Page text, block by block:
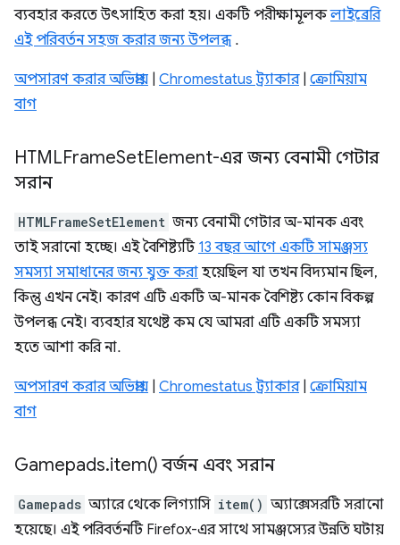
ব্যবহার করতে উৎসাহিত করা হয়। একটি পরীক্ষামূলকলাইব্রেরি
এই পরিবর্তন সহজ করার জন্য উপলব্ধ.
অপসারণ করার অভিপ্রায় Chromestatus ট্র্যাকার| ক্রোমিয়াম
বাগ
HTMLFrameSetElement-এর জন্য বেনামী গেটার
সরান
HTMLFrameSetElement জন্য বেনামী গেটার অ-মানক এবং
তাই সরানো হচ্ছে। এই বৈশিষ্ট্যটি 13 বছর আগে একটি সামঞ্জস্য
সমস্যা সমাধানের জন্য যুক্ত করা হয়েছিল যা তখন বিদ্যমান ছিল,
কিন্তু এখন নেই। কারণ এটি একটি অ-মানক বৈশিষ্ট্য কোন বিকল্প
উপলব্ধ নেই। ব্যবহার যথেষ্ট কম যে আমরা এটি একটি সমস্যা
হতে আশা করি না.
অপসারণ করার অভিপ্রায় Chromestatus ট্র্যাকার| ক্রোমিয়াম
বাগ
Gamepads.item() বর্জন এবং সরান
Gamepads অ্যারে থেকে লিগ্যাসি item() অ্যাক্সেসরটি সরানো
হয়েছে। এই পরিবর্তনটি Firefox-এর সাথে সামঞ্জস্যের উন্নতি ঘটায়